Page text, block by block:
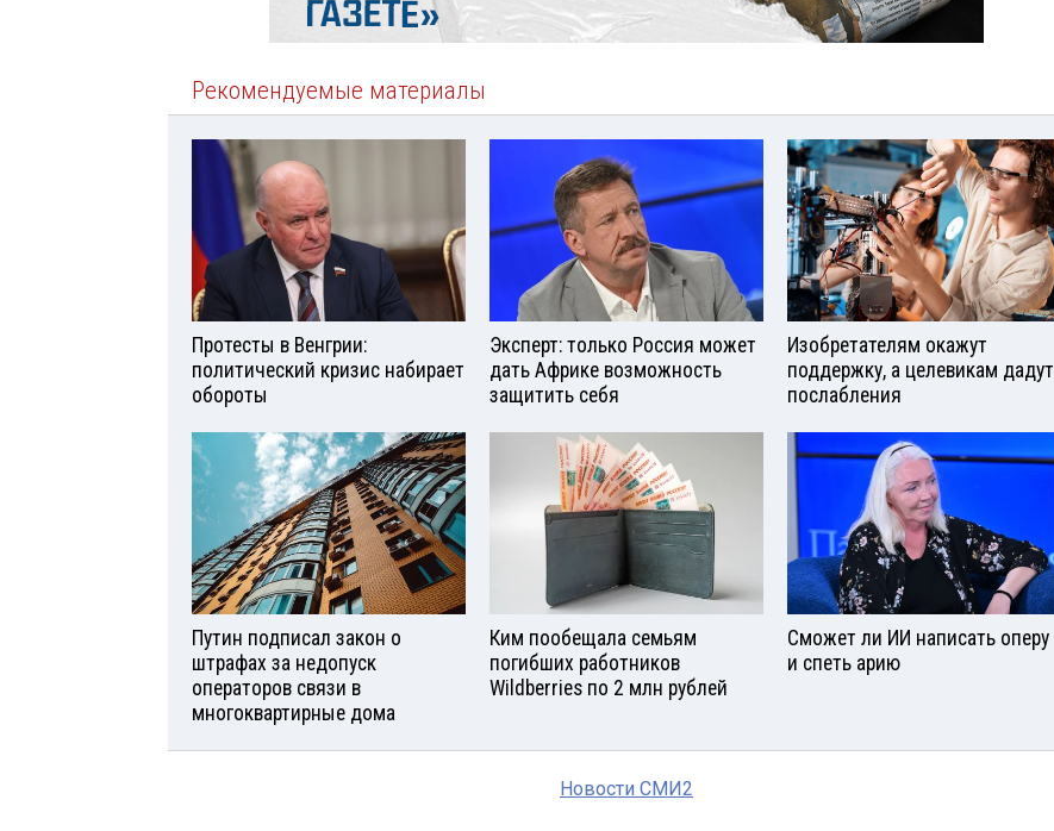
Рекомендуемые материалы
Протесты в Венгрии:
политический кризис набирает
обороты
Эксперт: только Россия может
дать Африке возможность
защитить себя
Изобретателям окажут
поддержку, а целевикам дадут
послабления
Путин подписал закон о
штрафах за недопуск
операторов связи в
многоквартирные дома
Ким пообещала семьям
погибших работников
Wildberries по 2 млн рублей
Сможет ли ИИ написать оперу
и спеть арию
Новости СМИ2